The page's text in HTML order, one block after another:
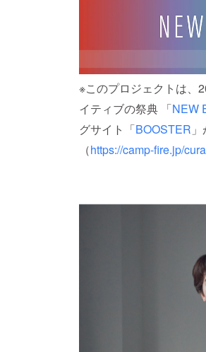
※このプロジェクトは、
イティブの祭典 「NEW
グサイト「BOOSTER
（https://camp-fire.jp/